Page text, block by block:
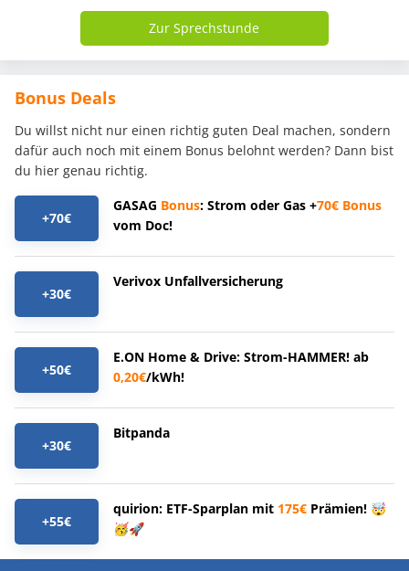
Zur Sprechstunde
Bonus Deals
Du willst nicht nur einen richtig guten Deal machen, sondern
dafür auch noch mit einem Bonus belohnt werden? Dann bist
du hier genau richtig.
+70€
GASAG Bonus: Strom oder Gas +70€ Bonus
vom Doc!
+30€
Verivox Unfallversicherung
+50€
E.ON Home & Drive: Strom-HAMMER! ab
0,20€/kWh!
+30€
Bitpanda
+55€
quirion: ETF-Sparplan mit 175€ Prämien! 🤯
🥳🚀